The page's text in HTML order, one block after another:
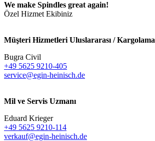
We make Spindles great again!
Özel Hizmet Ekibiniz
Müşteri Hizmetleri Uluslararası / Kargolama
Bugra Civil
+49 5625 9210-405
service@egin-heinisch.de
Mil ve Servis Uzmanı
Eduard Krieger
+49 5625 9210-114
verkauf@egin-heinisch.de